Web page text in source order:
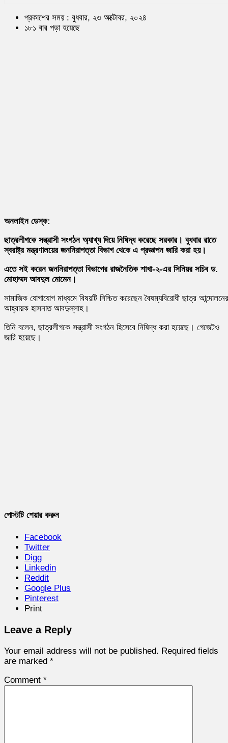
প্রকাশের সময় : বুধবার, ২৩ অক্টোবর, ২০২৪
১৮১ বার পড়া হয়েছে
অনলাইন ডেস্ক:
ছাত্রলীগকে সন্ত্রাসী সংগঠন অ্যাখ্য দিয়ে নিষিদ্ধ করেছে সরকার। বুধবার রাতে
স্বরাষ্ট্র মন্ত্রণালয়ের জননিরাপত্তা বিভাগ থেকে এ প্রজ্ঞাপন জারি করা হয়।
এতে সই করেন জননিরাপত্তা বিভাগের রাজনৈতিক শাখা-২-এর সিনিয়র সচিব ড.
মোহাম্মদ আবদুল মোমেন।
সামাজিক যোগাযোগ মাধ্যমে বিষয়টি নিশ্চিত করেছেন বৈষম্যবিরোধী ছাত্র আন্দোলনের
আহ্বায়ক হাসনাত আবদুল্লাহ।
তিনি বলেন, ছাত্রলীগকে সন্ত্রাসী সংগঠন হিসেবে নিষিদ্ধ করা হয়েছে। গেজেটও
জারি হয়েছে।
পোস্টটি শেয়ার করুন
Facebook
Twitter
Digg
Linkedin
Reddit
Google Plus
Pinterest
Print
Leave a Reply
Your email address will not be published. Required fields
are marked *
Comment *